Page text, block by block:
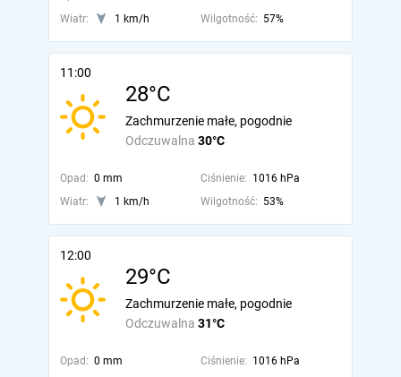
Wiatr:
1 km/h Wilgotność: 57%
11:00
28°C
Odczuwalna 30°C
Zachmurzenie małe, pogodnie
Opad: 0 mm Ciśnienie: 1016 hPa
Wiatr:
1 km/h Wilgotność: 53%
12:00
29°C
Odczuwalna 31°C
Zachmurzenie małe, pogodnie
Opad: 0 mm Ciśnienie: 1016 hPa